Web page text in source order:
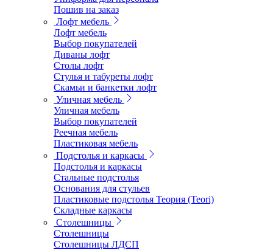
Пошив на заказ
Лофт мебель
Лофт мебель
Выбор покупателей
Диваны лофт
Столы лофт
Стулья и табуреты лофт
Скамьи и банкетки лофт
Уличная мебель
Уличная мебель
Выбор покупателей
Реечная мебель
Пластиковая мебель
Подстолья и каркасы
Подстолья и каркасы
Стальные подстолья
Основания для стульев
Пластиковые подстолья Теория (Teori)
Складные каркасы
Столешницы
Столешницы
Столешницы ЛДСП